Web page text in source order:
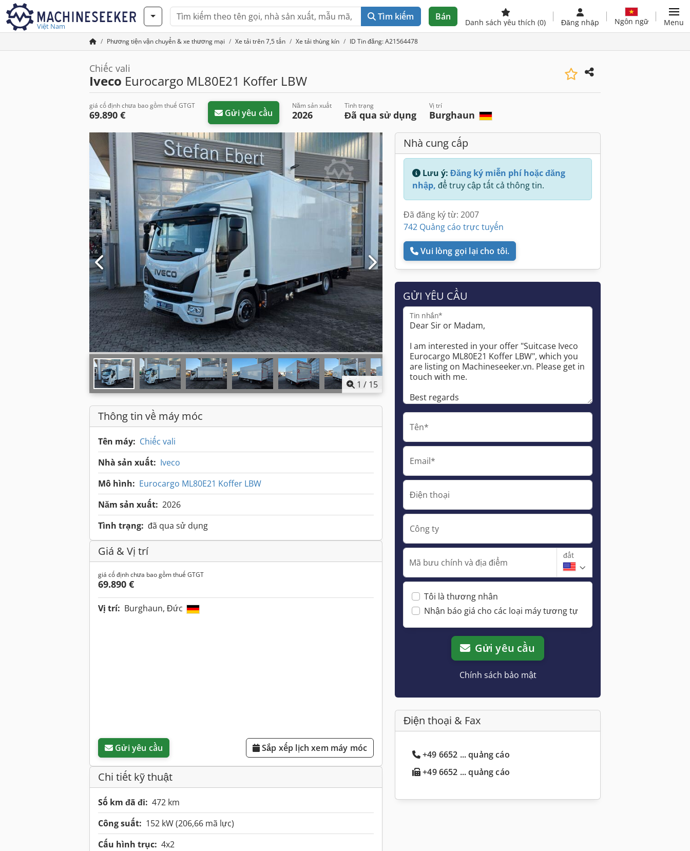
Việt Nam
Tìm kiếm Bán
Danh sách yêu thích (0) Đăng nhập Ngôn ngữ Menu
Phương tiện vận chuyển & xe thương mại Xe tải trên 7,5 tấn Xe tải thùng kín ID Tin đăng: A21564478
Chiếc vali
Iveco Eurocargo ML80E21 Koffer LBW
giá cố định chưa bao gồm thuế GTGT
69.890 € Gửi yêu cầu
Năm sản xuất
2026
Tình trạng
Đã qua sử dụng
Vị trí
Burghaun
1 / 15
Thông tin về máy móc
Tên máy: Chiếc vali
Nhà sản xuất: Iveco
Mô hình: Eurocargo ML80E21 Koffer LBW
Năm sản xuất: 2026
Tình trạng: đã qua sử dụng
Giá & Vị trí
giá cố định chưa bao gồm thuế GTGT
69.890 €
Vị trí: Burghaun, Đức
Gửi yêu cầu Sắp xếp lịch xem máy móc
Chi tiết kỹ thuật
Số km đã đi: 472 km
Công suất: 152 kW (206,66 mã lực)
Cấu hình trục: 4x2
Nhà cung cấp
Lưu ý: Đăng ký miễn phí hoặc đăng
nhập, để truy cập tất cả thông tin.
Đã đăng ký từ: 2007
742 Quảng cáo trực tuyến
Vui lòng gọi lại cho tôi.
GỬI YÊU CẦU
Tin nhắn*
Tên*
Email*
Điện thoại
Công ty
Mã bưu chính và địa điểm
đất
Tôi là thương nhân
Nhận báo giá cho các loại máy tương tự
Gửi yêu cầu
Chính sách bảo mật
Điện thoại & Fax
+49 6652 ... quảng cáo
+49 6652 ... quảng cáo